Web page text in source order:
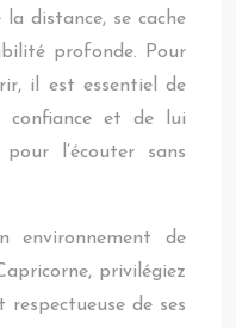
distance, se cache
profonde. Pour
il est essentiel de
confiance et de lui
l’écouter sans
environnement de
privilégiez
de ses